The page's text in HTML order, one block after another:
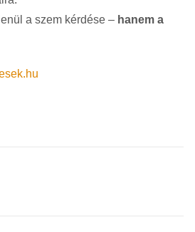
a szem kérdése – hanem a